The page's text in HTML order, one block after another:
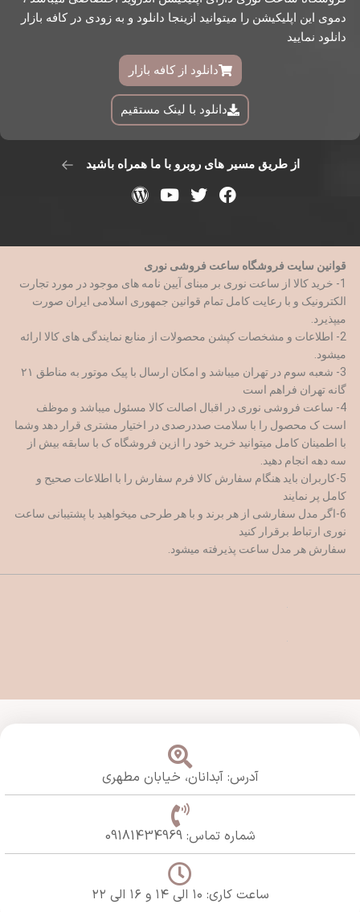
دموی این اپلیکیشن را میتوانید ازینجا دانلود و به زودی در کافه بازار
دانلود نمایید
دانلود از کافه بازار
دانلود با لینک مستقیم
از طریق مسیر های روبرو با ما همراه باشید
قوانین سایت فروشگاه ساعت فروشی نوری
1- خرید کالا از ساعت نوری بر مبنای آیین نامه های موجود در مورد تجارت
الکترونیک و با رعایت کامل تمام قوانین جمهوری اسلامی ایران صورت
میپذیرد.
2- اطلاعات و مشخصات کپشن محصولات از منابع نمایندگی های کالا ارائه
میشود.
3- شعبه سوم در تهران میباشد و امکان ارسال با پیک موتور به مناطق ۲۱
گانه تهران فراهم است
4- ساعت فروشی نوری در اقبال اصالت کالا مسئول میباشد و موظف
است ک محصول را با سلامت صددرصدی در اختیار مشتری قرار دهد وشما
با اطمینان کامل میتوانید خرید خود را ازین فروشگاه ک با سابقه بیش از
سه دهه انجام دهید.
5-کاربران باید هنگام سفارش کالا فرم سفارش را با اطلاعات صحیح و
کامل پر نمایند
6-اگر مدل سفارشی از هر برند و با هر طرحی میخواهید با پشتیبانی ساعت
نوری ارتباط برقرار کنید
سفارش هر مدل ساعت پذیرفته میشود.
آدرس: آبدانان، خیابان مطهری
شماره تماس: 09181434969
ساعت کاری: ۱۰ الی ۱۴ و ۱۶ الی ۲۲